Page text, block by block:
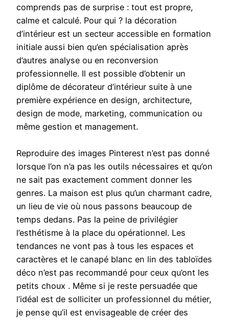
comprends pas de surprise : tout est propre,
calme et calculé. Pour qui ? la décoration
d’intérieur est un secteur accessible en formation
initiale aussi bien qu’en spécialisation après
d’autres analyse ou en reconversion
professionnelle. Il est possible d’obtenir un
diplôme de décorateur d’intérieur suite à une
première expérience en design, architecture,
design de mode, marketing, communication ou
même gestion et management.
Reproduire des images Pinterest n’est pas donné
lorsque l’on n’a pas les outils nécessaires et qu’on
ne sait pas exactement comment donner les
genres. La maison est plus qu’un charmant cadre,
un lieu de vie où nous passons beaucoup de
temps dedans. Pas la peine de privilégier
l’esthétisme à la place du opérationnel. Les
tendances ne vont pas à tous les espaces et
caractères et le canapé blanc en lin des tabloïdes
déco n’est pas recommandé pour ceux qu’ont les
petits choux . Même si je reste persuadée que
l’idéal est de solliciter un professionnel du métier,
je pense qu’il est envisageable de créer des